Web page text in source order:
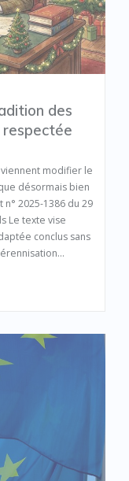
des
respectée
modifier le
désormais bien
2025-1386 du 29
Le texte vise
conclus sans